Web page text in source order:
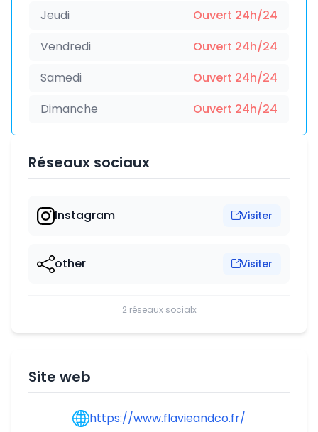
Jeudi
Ouvert 24h/24
Vendredi
Ouvert 24h/24
Samedi
Ouvert 24h/24
Dimanche
Ouvert 24h/24
Réseaux sociaux
Instagram Visiter
other Visiter
2 réseaux socialx
Site web
https://www.flavieandco.fr/